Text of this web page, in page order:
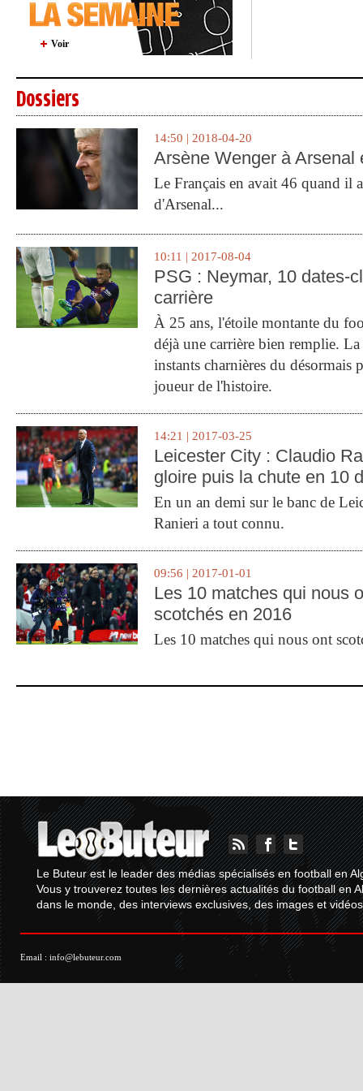
Voir
Dossiers
14:50 | 2018-04-20
Arsène Wenger à Arsenal
Le Français en avait 46 quand il
d'Arsenal...
10:11 | 2017-08-04
PSG : Neymar, 10 dates-
carrière
À 25 ans, l'étoile montante du
déjà une carrière bien remplie.
instants charnières du désormais
joueur de l'histoire.
14:21 | 2017-03-25
Leicester City : Claudio
gloire puis la chute en 10
En un an demi sur le banc de
Ranieri a tout connu.
09:56 | 2017-01-01
Les 10 matches qui nous
scotchés en 2016
Les 10 matches qui nous ont
Le Buteur est le leader des médias spécialisés en football en
Vous y trouverez toutes les dernières actualités du football en
dans le monde, des interviews exclusives, des images et
Email : info@lebuteur.com